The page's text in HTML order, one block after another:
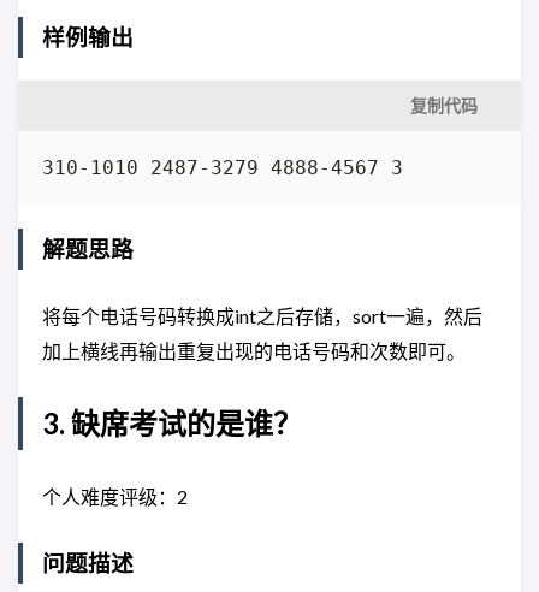
样例输出
复制代码
310-1010 2487-3279 4888-4567 3
解题思路
将每个电话号码转换成int之后存储，sort一遍，然后
加上横线再输出重复出现的电话号码和次数即可。
3. 缺席考试的是谁？
个人难度评级：2
问题描述